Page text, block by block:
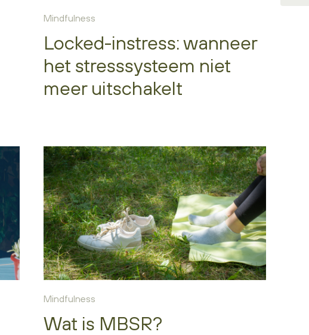
Mindfulness
Locked-instress: wanneer
het stresssysteem niet
meer uitschakelt
Mindfulness
Wat is MBSR?